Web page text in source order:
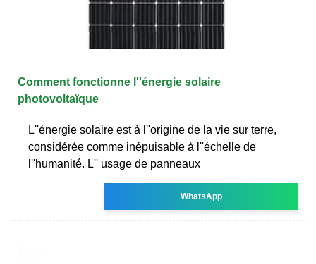
Comment fonctionne l''énergie solaire
photovoltaïque
L''énergie solaire est à l''origine de la vie sur terre,
considérée comme inépuisable à l''échelle de
l''humanité. L'' usage de panneaux
WhatsApp